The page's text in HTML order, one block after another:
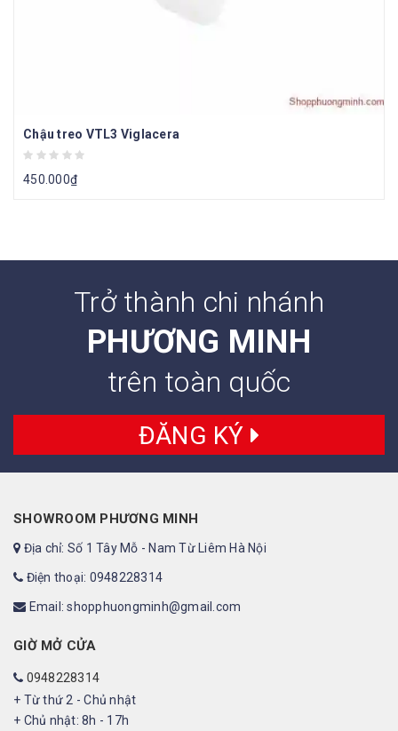
Chậu treo VTL3 Viglacera
450.000₫
Trở thành chi nhánh
PHƯƠNG MINH
trên toàn quốc
ĐĂNG KÝ
SHOWROOM PHƯƠNG MINH
Địa chỉ: Số 1 Tây Mỗ - Nam Từ Liêm Hà Nội
Điện thoại: 0948228314
Email: shopphuongminh@gmail.com
GIỜ MỞ CỬA
0948228314
+ Từ thứ 2 - Chủ nhật
+ Chủ nhật: 8h - 17h